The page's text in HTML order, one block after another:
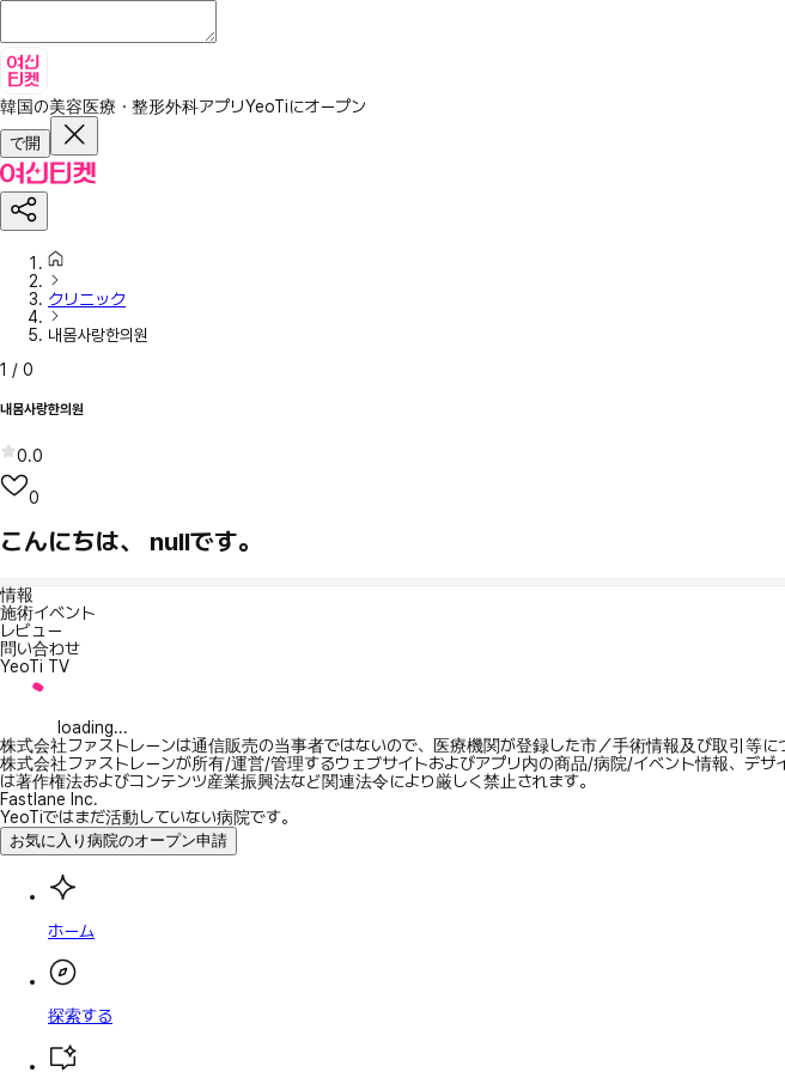
韓国の美容医療・整形外科アプリYeoTiにオープン
で開
クリニック
내몸사랑한의원
1 / 0
내몸사랑한의원
0.0
0
こんにちは、 nullです。
情報
施術イベント
レビュー
問い合わせ
YeoTi TV
loading...
株式会社ファストレーンは通信販売の当事者ではないので、医療機関が登録した市／手術情報及び取引等に
株式会社ファストレーンが所有/運営/管理するウェブサイトおよびアプリ内の商品/病院/イベント情報、デ
は著作権法およびコンテンツ産業振興法など関連法令により厳しく禁止されます。
Fastlane Inc.
YeoTiではまだ活動していない病院です。
お気に入り病院のオープン申請
ホーム
探索する